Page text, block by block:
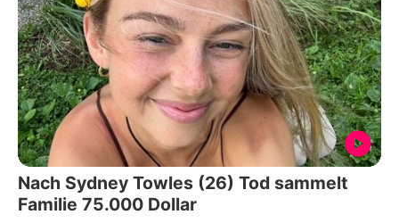
Nach Sydney Towles (26) Tod sammelt
Familie 75.000 Dollar